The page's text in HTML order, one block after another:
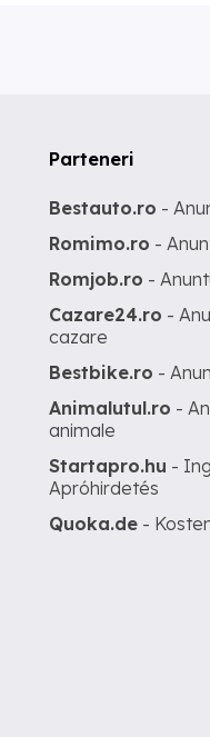
Parteneri
Bestauto.ro -
Romimo.ro -
Romjob.ro -
Cazare24.ro -
cazare
Bestbike.ro -
Animalutul.ro -
animale
Startapro.hu -
Apróhirdetés
Quoka.de -